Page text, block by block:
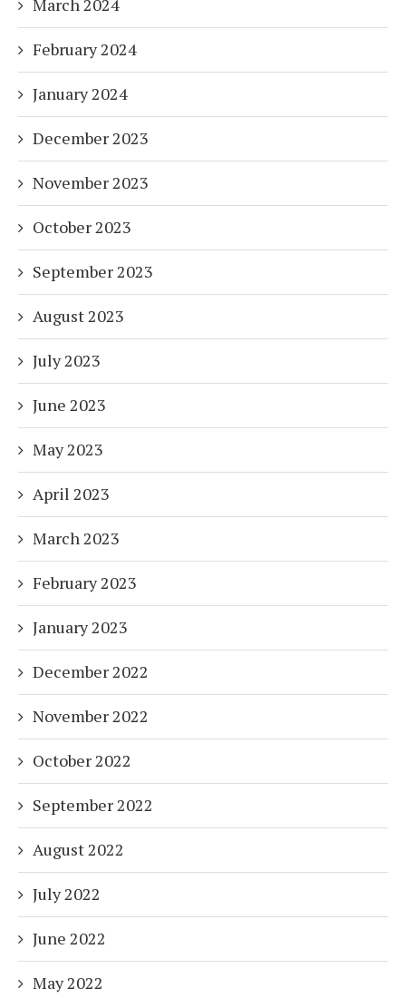
March 2024
February 2024
January 2024
December 2023
November 2023
October 2023
September 2023
August 2023
July 2023
June 2023
May 2023
April 2023
March 2023
February 2023
January 2023
December 2022
November 2022
October 2022
September 2022
August 2022
July 2022
June 2022
May 2022